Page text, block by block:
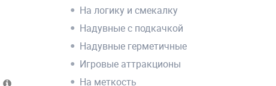
На логику и смекалку
Надувные с подкачкой
Надувные герметичные
Игровые аттракционы
На меткость